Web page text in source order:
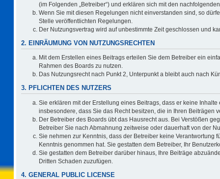
(im Folgenden „Betreiber“) und erklären sich mit den
Wenn Sie mit diesen Regelungen nicht einverstanden sind, so
Stelle veröffentlichten Regelungen.
Der Nutzungsvertrag wird auf unbestimmte Zeit geschlossen und
2. EINRÄUMUNG VON NUTZUNGSRECHTEN
Mit dem Erstellen eines Beitrags erteilen Sie dem Betreiber ein
Rahmen des Boards zu nutzen.
Das Nutzungsrecht nach Punkt 2, Unterpunkt a bleibt auch nach
3. PFLICHTEN DES NUTZERS
Sie erklären mit der Erstellung eines Beitrags, dass er keine
insbesondere, dass Sie das Recht besitzen, die in Ihren Beiträgen
Der Betreiber des Boards übt das Hausrecht aus. Bei Verstößen
Betreiber Sie nach Abmahnung zeitweise oder dauerhaft von der
Sie nehmen zur Kenntnis, dass der Betreiber keine Verantwortung
Kenntnis genommen hat. Sie gestatten dem Betreiber, Ihr
Sie gestatten dem Betreiber darüber hinaus, Ihre Beiträge
Dritten Schaden zuzufügen.
4. GENERAL PUBLIC LICENSE